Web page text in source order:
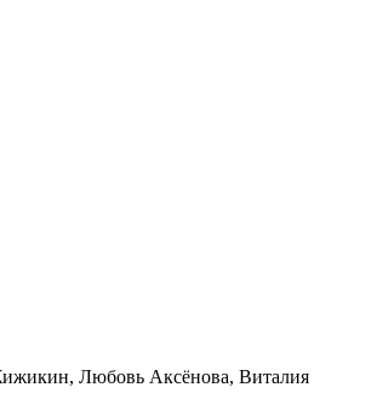
Любовь Аксёнова, Виталия